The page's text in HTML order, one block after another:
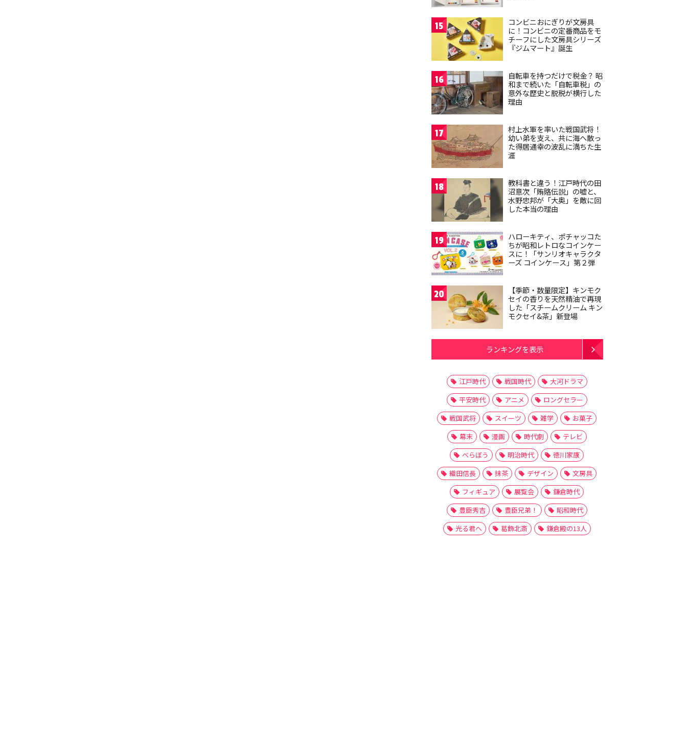
15
コンビニおにぎりが文房具
に！コンビニの定番商品をモ
チーフにした文房具シリーズ
『ジムマート』誕生
16
自転車を持つだけで税金？ 昭
和まで続いた「自転車税」の
意外な歴史と脱税が横行した
理由
17
村上水軍を率いた戦国武将！
幼い弟を支え、共に海へ散っ
た得居通幸の波乱に満ちた生
涯
18
教科書と違う！江戸時代の田
沼意次「賄賂伝説」の嘘と、
水野忠邦が「大奥」を敵に回
した本当の理由
19
ハローキティ、ポチャッコた
ちが昭和レトロなコインケー
スに！「サンリオキャラクタ
ーズ コインケース」第２弾
20
【季節・数量限定】キンモク
セイの香りを天然精油で再現
した「スチームクリーム キン
モクセイ&茶」新登場
ランキングを表示
江戸時代 戦国時代
大河ドラマ
平安時代
アニメ
ロングセラー
戦国武将
スイーツ 雑学
お菓子
幕末
漫画 時代劇
テレビ
べらぼう
明治時代
徳川家康
織田信長
抹茶 デザイン
文房具
フィギュア
展覧会
鎌倉時代
豊臣秀吉
豊臣兄弟！
昭和時代
光る君へ
葛飾北斎 鎌倉殿の13人